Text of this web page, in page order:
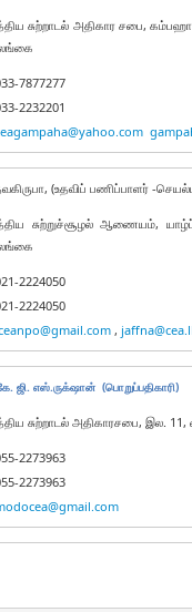
சுற்றாடல் அதிகார சபை,
7877277
2232201
(உதவிப் பணிப்பாளர் -
சுற்றுச்சூழல் ஆணையம்,
2224050
2224050
,
ஜி. எஸ்.ருக்‌ஷான் (பொறுப்பதிகாரி)
சுற்றாடல் அதிகாரசபை, இல.
2273963
2273963